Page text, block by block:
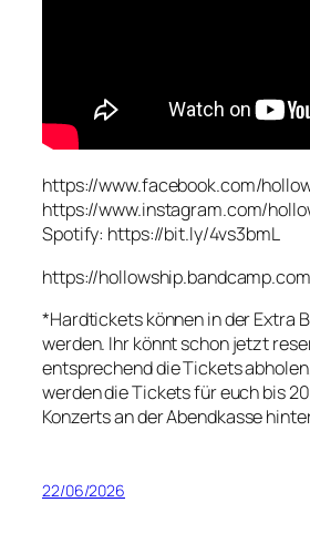
https://www.facebook.com/
https://www.instagram.com/
Spotify: https://bit.ly/4vs3bmL
https://
*Hardtickets können in der Extra
werden. Ihr könnt schon jetzt
entsprechend die Tickets
werden die Tickets für euch bis
Konzerts an der Abendkasse
22/06/2026